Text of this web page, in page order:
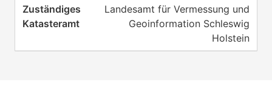
Landesamt für Vermessung und
Geoinformation Schleswig
Holstein